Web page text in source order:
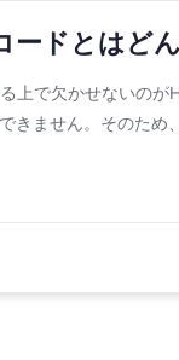
ードとはど
上で欠かせないの
きません。そのた